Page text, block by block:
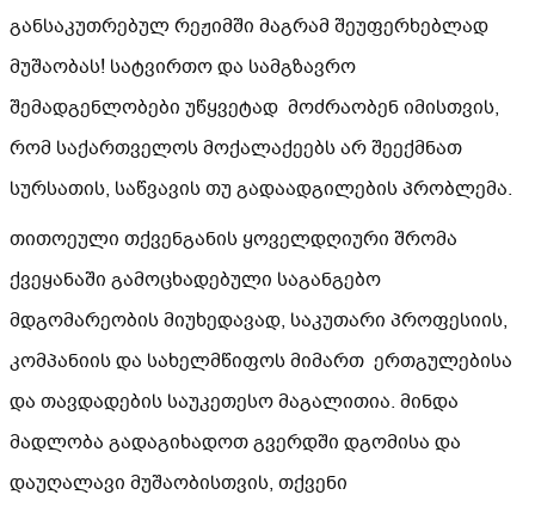
განსაკუთრებულ რეჟიმში მაგრამ შეუფერხებლად
მუშაობას! სატვირთო და სამგზავრო
შემადგენლობები უწყვეტად მოძრაობენ იმისთვის,
რომ საქართველოს მოქალაქეებს არ შეექმნათ
სურსათის, საწვავის თუ გადაადგილების პრობლემა.
თითოეული თქვენგანის ყოველდღიური შრომა
ქვეყანაში გამოცხადებული საგანგებო
მდგომარეობის მიუხედავად, საკუთარი პროფესიის,
კომპანიის და სახელმწიფოს მიმართ ერთგულებისა
და თავდადების საუკეთესო მაგალითია. მინდა
მადლობა გადაგიხადოთ გვერდში დგომისა და
დაუღალავი მუშაობისთვის, თქვენი